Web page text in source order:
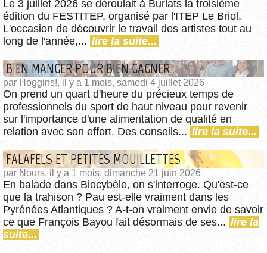
Le 3 juillet 2026 se déroulait à Burlats la troisième
édition du FESTITEP, organisé par l'ITEP Le Briol.
L'occasion de découvrir le travail des artistes tout au
long de l'année,... lire la suite...
BIEN MANGER POUR BIEN GAGNER
par Hoggins!, il y a 1 mois, samedi 4 juillet 2026
On prend un quart d'heure du précieux temps de
professionnels du sport de haut niveau pour revenir
sur l'importance d'une alimentation de qualité en
relation avec son effort. Des conseils... lire la suite...
FALAFELS ET PETITES MOUILLETTES
par Nours, il y a 1 mois, dimanche 21 juin 2026
En balade dans Biocybèle, on s'interroge. Qu'est-ce
que la trahison ? Pau est-elle vraiment dans les
Pyrénées Atlantiques ? A-t-on vraiment envie de savoir
ce que François Bayou fait désormais de ses... lire la
suite...